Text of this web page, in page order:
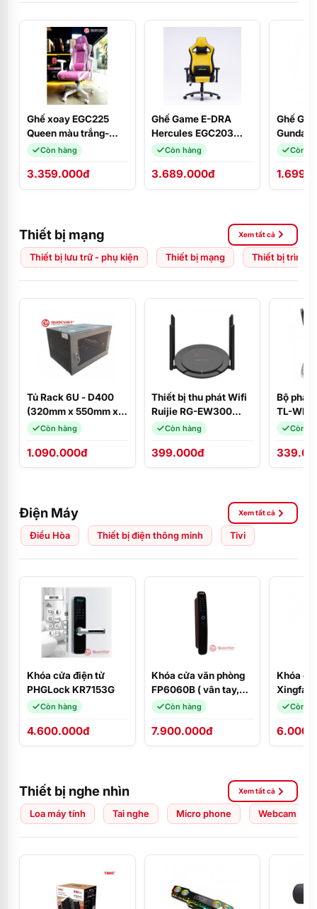
Ghế xoay EGC225
Queen màu trắng-
hồng E-Dra
Còn hàng
3.359.000đ
Ghế Game E-DRA
Hercules EGC203
PRO Black/Yellow
Còn hàng
3.689.000đ
Ghế
Còn
Thiết bị mạng Xem tất cả
Thiết bị lưu trữ - phụ kiện Thiết bị mạng Thiết bị trình
Tủ Rack 6U - D400
(320mm x 550mm x
400mm)
Còn hàng
1.090.000đ
Thiết bị thu phát Wifi
Ruijie RG-EW300
PROCòn hàng
399.000đ
Bộ phát
TL-
Còn
Điện Máy Xem tất cả
Điều Hòa Thiết bị điện thông minh Tivi
Khóa cửa điện tử
PHGLock KR7153G
Còn hàng
4.600.000đ
Khóa cửa văn phòng
FP6060B ( vân tay,
thẻ)Còn hàng
7.900.000đ
Khóa
Xingfa
Còn
Thiết bị nghe nhìn Xem tất cả
Loa máy tính Tai nghe Micro phone Webcam